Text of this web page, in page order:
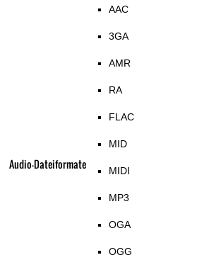
Audio-Dateiformate
AAC
3GA
AMR
RA
FLAC
MID
MIDI
MP3
OGA
OGG